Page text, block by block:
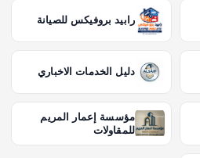
رابيد بروفيكس للصيانة
دليل الخدمات الاخباري
مؤسسة إعمار المريم
للمقاولات